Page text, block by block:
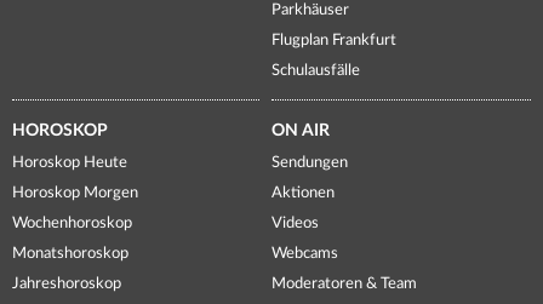
Parkhäuser
Flugplan Frankfurt
Schulausfälle
HOROSKOP
Horoskop Heute
Horoskop Morgen
Wochenhoroskop
Monatshoroskop
Jahreshoroskop
ON AIR
Sendungen
Aktionen
Videos
Webcams
Moderatoren & Team